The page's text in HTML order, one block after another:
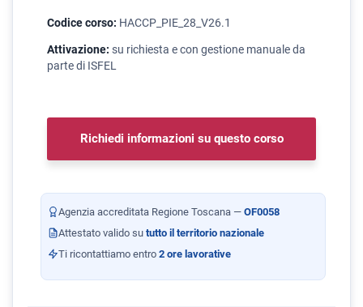
Codice corso: HACCP_PIE_28_V26.1
Attivazione: su richiesta e con gestione manuale da
parte di ISFEL
Richiedi informazioni su questo corso
Agenzia accreditata Regione Toscana — OF0058
Attestato valido su tutto il territorio nazionale
Ti ricontattiamo entro 2 ore lavorative